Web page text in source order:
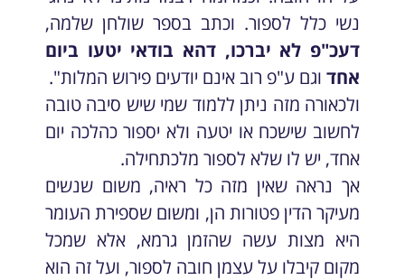
נשי כלל לספור. וכתב בספר שולחן שלמה,
דעכ"פ לא יברכו, דהא בודאי יטעו ביום
אחד וגם ע"פ רוב אינם יודעים פירוש המלות".
ולכאורה מזה ניתן ללמוד שמי שיש סיבה טובה
לחשוב שישכח או יטעה ולא יספור כהלכה יום
אחד, יש לו שלא לספור מלכתחילה.
אך נראה שאין מזה כל ראיה, משום שנשים
מעיקר הדין פטורות הן, ומשום שספירת העומר
היא מצות עשה שהזמן גרמא, אלא שמכל
מקום קיבלו על עצמן חובה לספור, ועל זה הוא